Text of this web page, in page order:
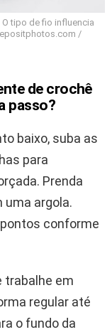
tipo de fio influencia
/
de crochê
passo?
baixo, suba as
para
Prenda
uma argola.
conforme
trabalhe em
regular até
o fundo da